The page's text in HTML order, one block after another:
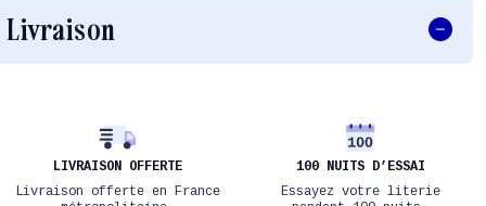
Livraison
LIVRAISON OFFERTE
Livraison offerte en France
100 NUITS D’ESSAI
Essayez votre literie